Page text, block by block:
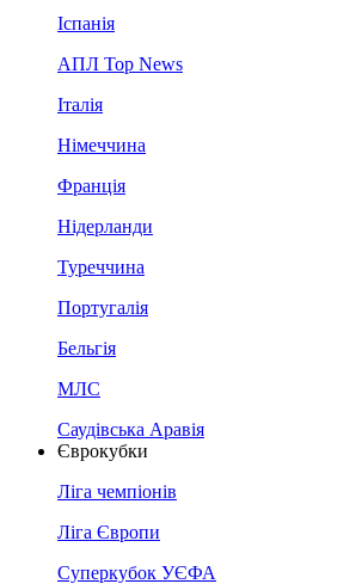
Іспанія
АПЛ Top News
Італія
Німеччина
Франція
Нідерланди
Туреччина
Португалія
Бельгія
МЛС
Саудівська Аравія
Єврокубки
Ліга чемпіонів
Ліга Європи
Суперкубок УЄФА